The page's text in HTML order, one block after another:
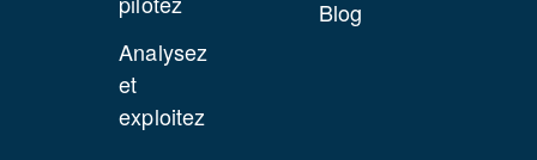
Analysez
et
exploitez
Blog